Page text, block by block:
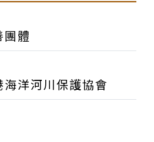
體
洋河川保護協會